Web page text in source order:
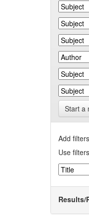
Start a
Add
Use
Results/